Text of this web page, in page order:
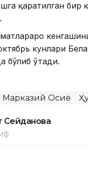
қаратилган бир
кунлари
бўлиб ўтади.
Марказий Осиё
Сейданова